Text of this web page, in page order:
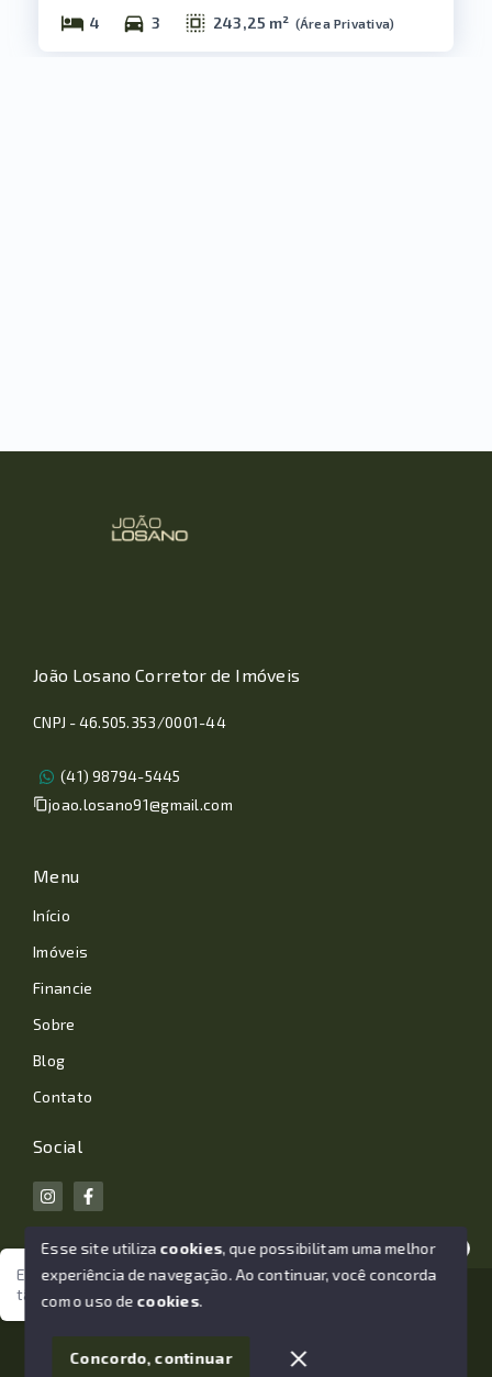
4 3 243,25 m² (Área Privativa)
Estamos aqui para te ajudar. Vamos juntos nessa jornada
tão importante da sua vida?
João Losano Corretor de Imóveis
CNPJ - 46.505.353/0001-44
(41) 98794-5445
joao.losano91@gmail.com
Menu
Início
Imóveis
Financie
Sobre
Blog
Contato
Social
© Copyright 2026 - João Losano Corretor de Imóveis -
SITE PARA IMOBILIARIA
Esse site utiliza cookies, que possibilitam uma melhor
experiência de navegação.Ao continuar, você concorda
com o uso de cookies.
Concordo, continuar